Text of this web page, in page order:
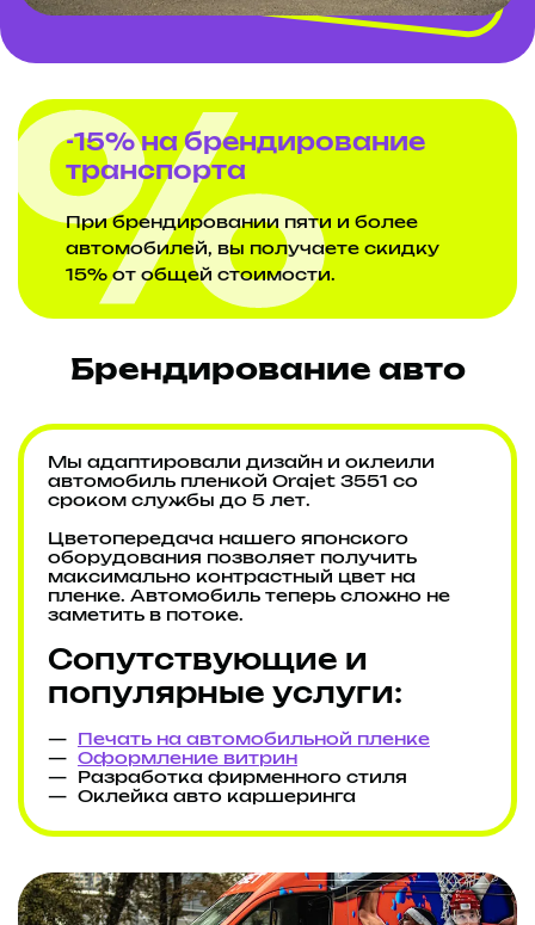
-15% на брендирование
транспорта
При брендировании пяти и более
автомобилей, вы получаете скидку
15% от общей стоимости.
Брендирование авто
Мы адаптировали дизайн и оклеили
автомобиль пленкой Orajet 3551 со
сроком службы до 5 лет.
Цветопередача нашего японского
оборудования позволяет получить
максимально контрастный цвет на
пленке. Автомобиль теперь сложно не
заметить в потоке.
Сопутствующие и
популярные услуги:
Печать на автомобильной пленке
Оформление витрин
Разработка фирменного стиля
Оклейка авто каршеринга